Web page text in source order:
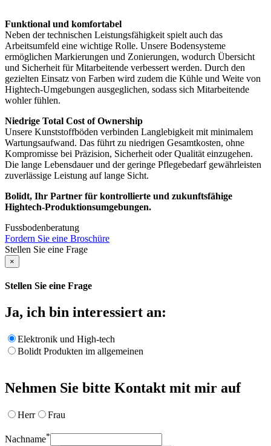
Funktional und komfortabel
Neben der technischen Leistungsfähigkeit spielt auch das
Arbeitsumfeld eine wichtige Rolle. Unsere Bodensysteme
ermöglichen Markierungen und Zonierungen, wodurch Übersicht
und Sicherheit für Mitarbeitende verbessert werden. Durch den
gezielten Einsatz von Farben wird zudem die Kühle und Weite von
Hightech-Umgebungen ausgeglichen, sodass sich Mitarbeitende
wohler fühlen.
Niedrige Total Cost of Ownership
Unsere Kunststoffböden verbinden Langlebigkeit mit minimalem
Wartungsaufwand. Das führt zu niedrigen Gesamtkosten, ohne
Kompromisse bei Präzision, Sicherheit oder Qualität einzugehen.
Die lange Lebensdauer und der geringe Pflegebedarf gewährleisten
zuverlässige Leistung auf lange Sicht.
Bolidt, Ihr Partner für kontrollierte und zukunftsfähige
Hightech-Produktionsumgebungen.
Fussbodenberatung
Fordern Sie eine Broschüre
Stellen Sie eine Frage
×
Stellen Sie eine Frage
Ja, ich bin interessiert an:
Elektronik und High-tech
Bolidt Produkten im allgemeinen
Nehmen Sie bitte Kontakt mit mir auf
Herr Frau
Nachname*